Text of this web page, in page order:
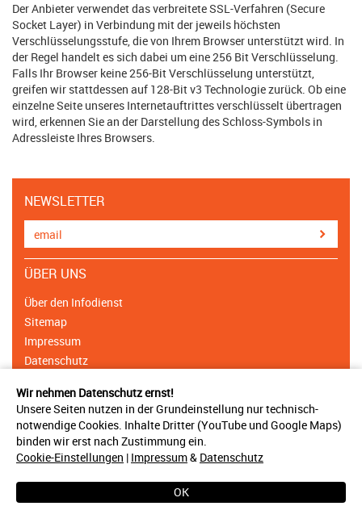
Wir nehmen Datenschutz ernst!
Unsere Seiten nutzen in der Grundeinstellung nur technisch-
notwendige Cookies. Inhalte Dritter (YouTube und Google Maps)
binden wir erst nach Zustimmung ein.
Cookie-Einstellungen | Impressum& Datenschutz
OK
Der Anbieter verwendet das verbreitete SSL-Verfahren (Secure
Socket Layer) in Verbindung mit der jeweils höchsten
Verschlüsselungsstufe, die von Ihrem Browser unterstützt wird. In
der Regel handelt es sich dabei um eine 256 Bit Verschlüsselung.
Falls Ihr Browser keine 256-Bit Verschlüsselung unterstützt,
greifen wir stattdessen auf 128-Bit v3 Technologie zurück. Ob eine
einzelne Seite unseres Internetauftrittes verschlüsselt übertragen
wird, erkennen Sie an der Darstellung des Schloss-Symbols in
Adressleiste Ihres Browsers.
NEWSLETTER
ÜBER UNS
Über den Infodienst
Sitemap
Impressum
Datenschutz
NETZWERK
Träger & Unterstützer
Ansprechpartner